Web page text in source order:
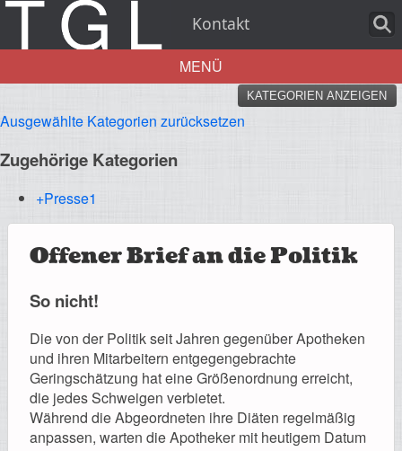
Kontakt
Aktuelles
Registrierung
MENÜ
KATEGORIEN ANZEIGEN
Ausgewählte Kategorien zurücksetzen
Zugehörige Kategorien
+Presse1
Offener Brief an die Politik
So nicht!
Die von der Politik seit Jahren gegenüber Apotheken
und ihren Mitarbeitern entgegengebrachte
Geringschätzung hat eine Größenordnung erreicht,
die jedes Schweigen verbietet.
Während die Abgeordneten ihre Diäten regelmäßig
anpassen, warten die Apotheker mit heutigem Datum